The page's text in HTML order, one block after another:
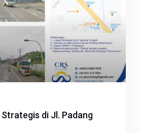
di Jl. Padang